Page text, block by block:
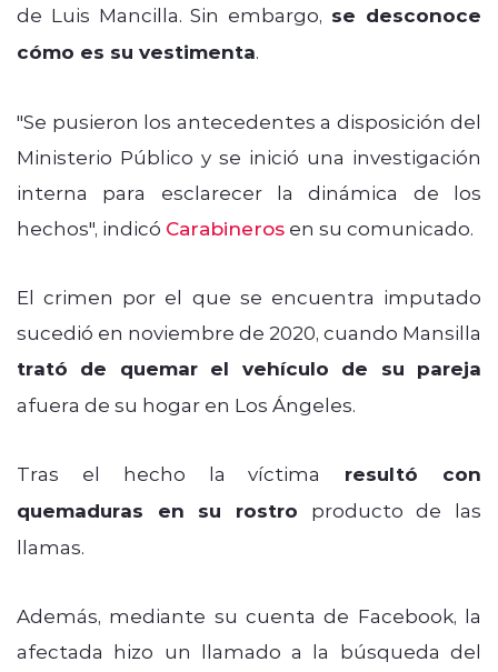
de Luis Mancilla. Sin embargo, se desconoce
cómo es su vestimenta.
"Se pusieron los antecedentes a disposición del
Ministerio Público y se inició una investigación
interna para esclarecer la dinámica de los
hechos", indicó Carabineros en su comunicado.
El crimen por el que se encuentra imputado
sucedió en noviembre de 2020, cuando Mansilla
trató de quemar el vehículo de su pareja
afuera de su hogar en Los Ángeles.
Tras el hecho la víctima
resultó con
quemaduras en su rostro producto de las
llamas.
Además, mediante su cuenta de Facebook, la
afectada hizo un llamado a la búsqueda del